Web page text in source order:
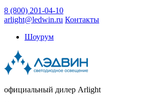
8 (800) 201-04-10
arlight@ledwin.ru Контакты
Шоурум
официальный дилер Arlight